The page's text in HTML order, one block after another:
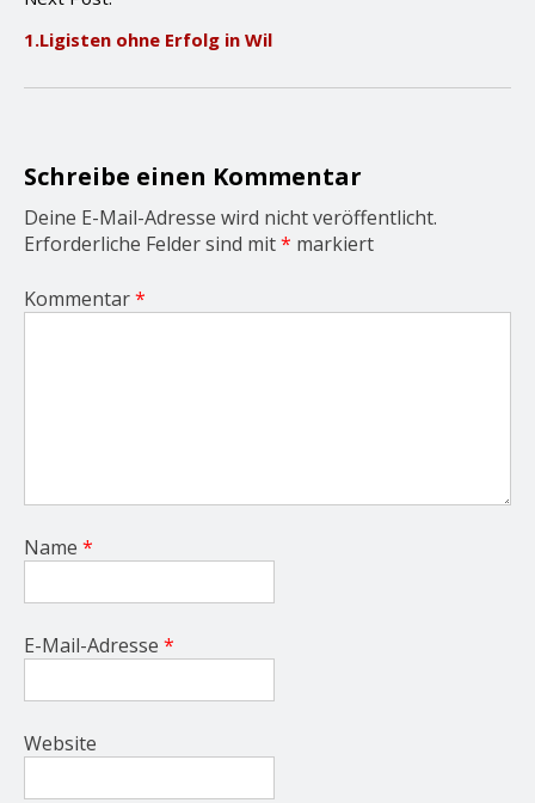
o
1.Ligisten ohne Erfolg in Wil
Schreibe einen Kommentar
Deine E-Mail-Adresse wird nicht veröffentlicht.
Erforderliche Felder sind mit* markiert
Kommentar*
Name *
E-Mail-Adresse *
Website